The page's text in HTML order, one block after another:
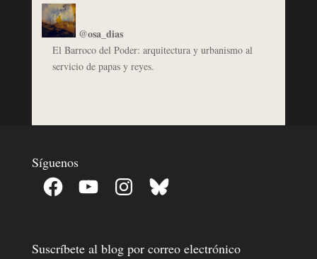
@osa_dias
El Barroco del Poder: arquitectura y urbanismo al
servicio de papas y reyes.
Síguenos
Facebook YouTube InstagramBluesky
Suscríbete al blog por correo electrónico